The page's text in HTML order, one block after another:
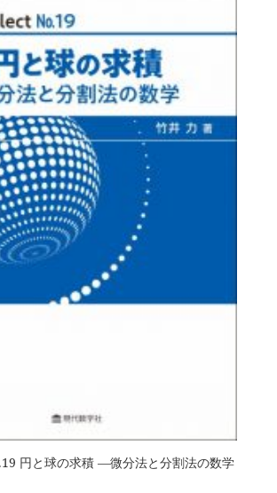
円と球の求積 —微分法と分割法の数学